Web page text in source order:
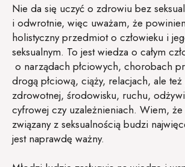
Nie da się uczyć o zdrowiu bez
i odwrotnie, więc uważam, że
holistyczny przedmiot o człowieku i
seksualnym. To jest wiedza o całym
o narządach płciowych, chorobach
drogą płciową, ciąży, relacjach, ale
zdrowotnej, środowisku, ruchu,
cyfrowej czy uzależnieniach. Wiem,
związany z seksualnością budzi
jest naprawdę ważny.